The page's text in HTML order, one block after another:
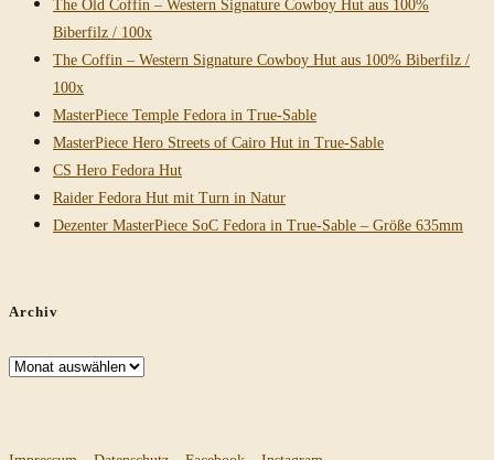
The Old Coffin – Western Signature Cowboy Hut aus 100%
Biberfilz / 100x
The Coffin – Western Signature Cowboy Hut aus 100% Biberfilz /
100x
MasterPiece Temple Fedora in True-Sable
MasterPiece Hero Streets of Cairo Hut in True-Sable
CS Hero Fedora Hut
Raider Fedora Hut mit Turn in Natur
Dezenter MasterPiece SoC Fedora in True-Sable – Größe 635mm
Archiv
Archiv